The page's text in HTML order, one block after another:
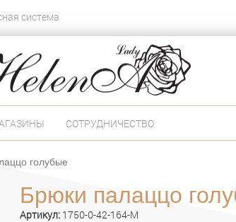
система
СОТРУДНИЧЕСТВО
голубые
Брюки палаццо
Артикул: 1750-0-42-164-M